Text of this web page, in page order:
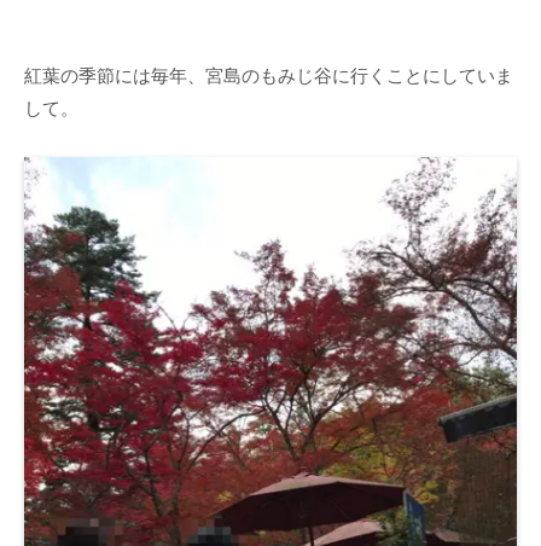
紅葉の季節には毎年、宮島のもみじ谷に行くことにしていま
して。